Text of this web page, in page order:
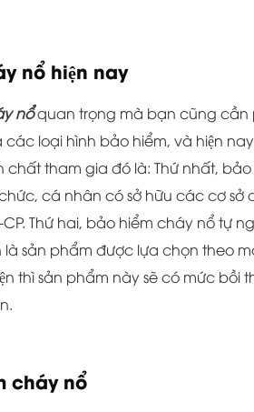
nổ hiện nay
nổquan trọng mà bạn cũng cần
loại hình bảo hiểm, và hiện
chất tham gia đó là: Thứ nhất,
cá nhân có sở hữu các cơ sở
Thứ hai, bảo hiểm cháy nổ tự
sản phẩm được lựa chọn theo
thì sản phẩm này sẽ có mức
cháy nổ